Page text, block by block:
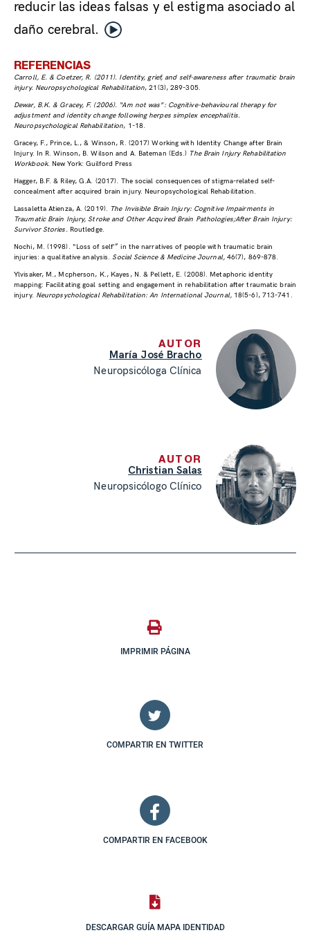
reducir las ideas falsas y el estigma asociado al
daño cerebral.
REFERENCIAS
Carroll, E. & Coetzer, R. (2011). Identity, grief, and self-awareness after traumatic brain
injury. Neuropsychological Rehabilitation, 21(3), 289-305.
Dewar, B.K. & Gracey, F. (2006). “Am not was”: Cognitive-behavioural therapy for
adjustment and identity change following herpes simplex encephalitis.
Neuropsychological Rehabilitation, 1-18.
Gracey, F., Prince, L., & Winson, R. (2017) Working with Identity Change after Brain
Injury. In R. Winson, B. Wilson and A. Bateman (Eds.) The Brain Injury Rehabilitation
Workbook.New York: Guilford Press
Hagger, B.F. & Riley, G.A. (2017). The social consequences of stigma-related self-
concealment after acquired brain injury. Neuropsychological Rehabilitation.
Lassaletta Atienza, A. (2019). The Invisible Brain Injury: Cognitive Impairments in
Traumatic Brain Injury, Stroke and Other Acquired Brain Pathologies;After Brain Injury:
Survivor Stories.Routledge.
Nochi, M. (1998). “Loss of self'” in the narratives of people with traumatic brain
injuries: a qualitative analysis.Social Science & Medicine Journal,46(7), 869-878.
Ylvisaker, M., Mcpherson, K., Kayes, N. & Pellett, E. (2008). Metaphoric identity
mapping: Facilitating goal setting and engagement in rehabilitation after traumatic brain
injury. Neuropsychological Rehabilitation: An International Journal,18(5-6), 713-741.
AUTOR
María José Bracho
Neuropsicóloga Clínica
AUTOR
Christian Salas
Neuropsicólogo Clínico​
IMPRIMIR PÁGINA
COMPARTIR EN TWITTER
COMPARTIR EN FACEBOOK
DESCARGAR GUÍA MAPA IDENTIDAD